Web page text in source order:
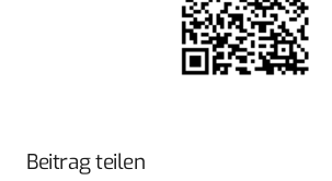
Beitrag teilen